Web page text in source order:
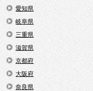
愛知県
岐阜県
三重県
滋賀県
京都府
大阪府
奈良県